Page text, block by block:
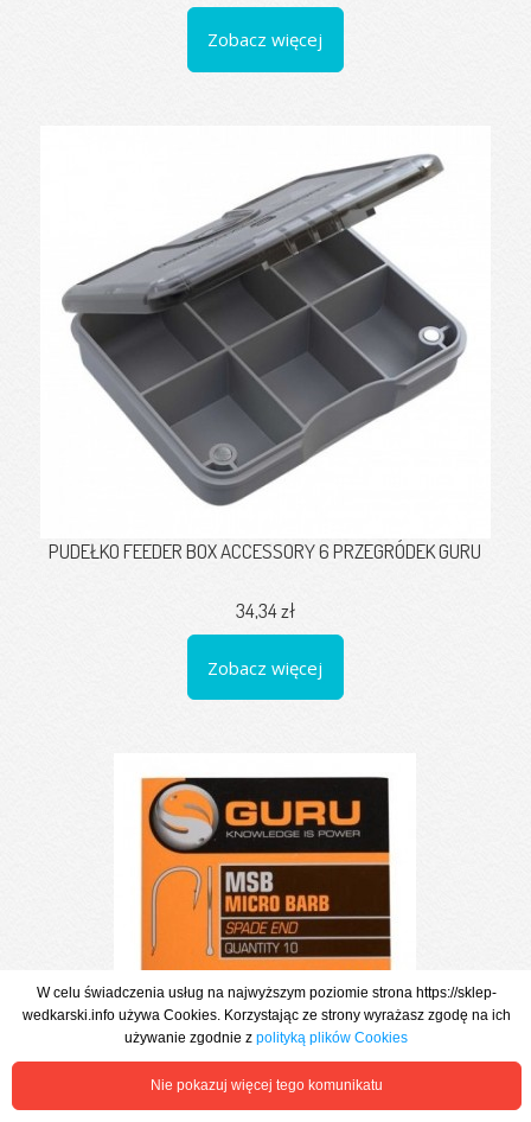
Zobacz więcej
PUDEŁKO FEEDER BOX ACCESSORY 6 PRZEGRÓDEK GURU
34,34 zł
Zobacz więcej
W celu świadczenia usług na najwyższym poziomie strona https://sklep-
wedkarski.info używa Cookies. Korzystając ze strony wyrażasz zgodę na ich
używanie zgodnie zpolityką plików Cookies
Nie pokazuj więcej tego komunikatu